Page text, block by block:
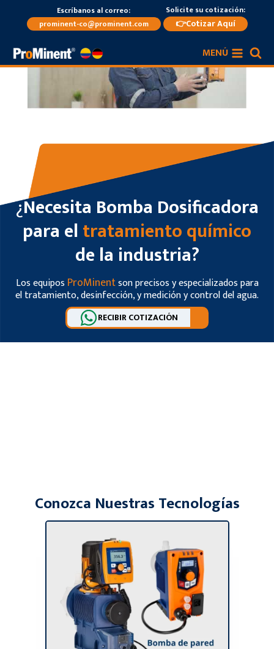
contenido
Escríbanos al correo:
prominent-co@prominent.com
Solicite su cotización:
👉Cotizar Aquí
MENÚ
¿Necesita Bomba Dosificadora
para eltratamiento químico
de la industria?
Los equipos ProMinentson precisos y especializados para
el tratamiento, desinfección, y medición y control del agua.
RECIBIR COTIZACIÓN
Conozca Nuestras Tecnologías